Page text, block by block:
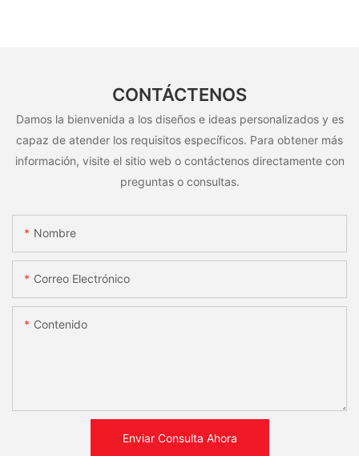
CONTÁCTENOS
Damos la bienvenida a los diseños e ideas personalizados y es
capaz de atender los requisitos específicos. Para obtener más
información, visite el sitio web o contáctenos directamente con
preguntas o consultas.
Nombre
Correo Electrónico
Contenido
Enviar Consulta Ahora